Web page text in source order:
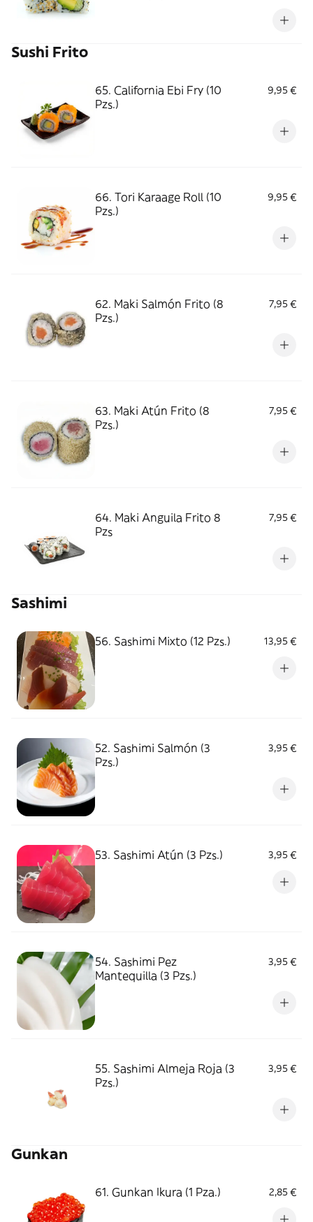
Sushi Frito
65. California Ebi Fry (10
Pzs.)
9,95 €
66. Tori Karaage Roll (10
Pzs.)
9,95 €
62. Maki Salmón Frito (8
Pzs.)
7,95 €
63. Maki Atún Frito (8
Pzs.)
7,95 €
64. Maki Anguila Frito 8
Pzs
7,95 €
Sashimi
56. Sashimi Mixto (12 Pzs.) 13,95 €
52. Sashimi Salmón (3
Pzs.)
3,95 €
53. Sashimi Atún (3 Pzs.) 3,95 €
54. Sashimi Pez
Mantequilla (3 Pzs.)
3,95 €
55. Sashimi Almeja Roja (3
Pzs.)
3,95 €
Gunkan
61. Gunkan Ikura (1 Pza.) 2,85 €